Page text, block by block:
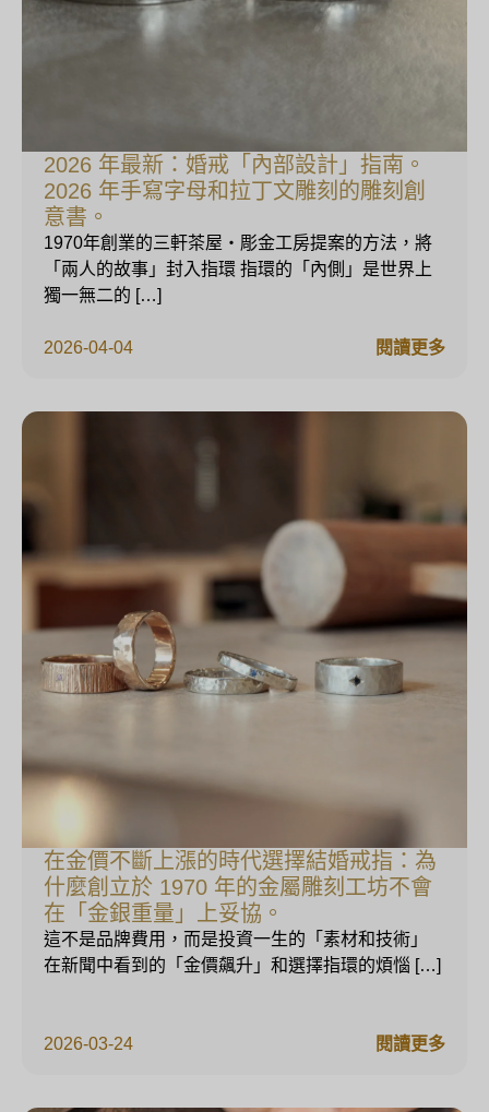
2026 年最新：婚戒「內部設計」指南。
2026 年手寫字母和拉丁文雕刻的雕刻創
意書。
2026-04-04
1970年創業的三軒茶屋・彫金工房提案的方法，將
「兩人的故事」封入指環 指環的「內側」是世界上
獨一無二的 […]
閱讀更多
在金價不斷上漲的時代選擇結婚戒指：為
什麼創立於 1970 年的金屬雕刻工坊不會
在「金銀重量」上妥協。
2026-03-24
這不是品牌費用，而是投資一生的「素材和技術」
在新聞中看到的「金價飆升」和選擇指環的煩惱 […]
閱讀更多